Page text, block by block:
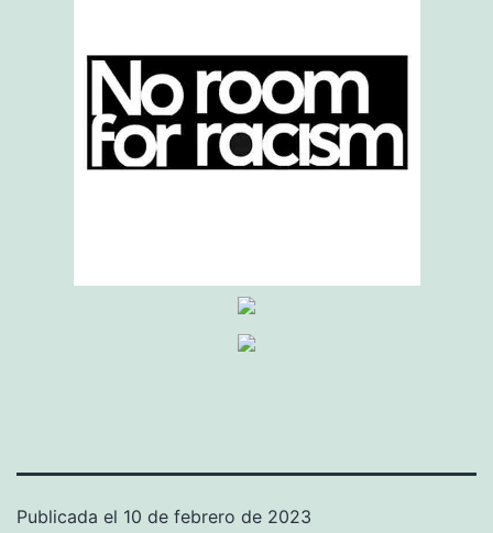
Publicada el 10 de febrero de 2023